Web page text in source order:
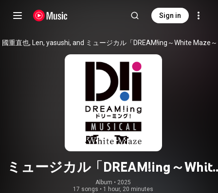
Sign in
國重直也, Len, yasushi, and ミュージカル「DREAM!ing～White Maze
ミュージカル「DREAM!ing～
Maze～」Song Collection (Live)
Album • 2025
17 songs • 1 hour, 20 minutes